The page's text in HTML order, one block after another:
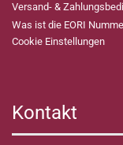
Versand- &
Was ist die EORI
Cookie Einstellungen
Kontakt